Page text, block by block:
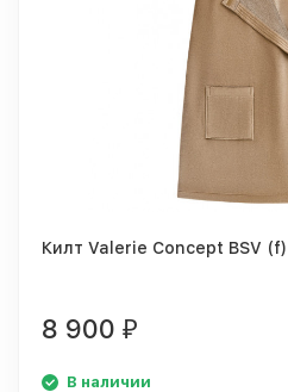
Килт Valerie Concept BSV
8 900 ₽
В наличии